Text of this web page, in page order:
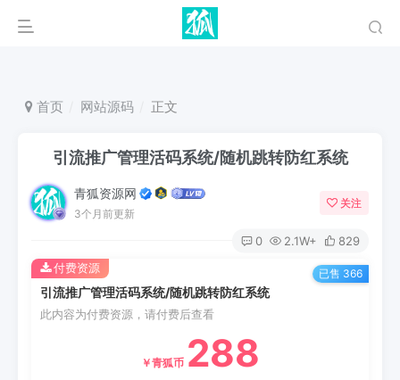
首页 网站源码 正文
引流推广管理活码系统/随机跳转防红系统
青狐资源网
3个月前更新
关注
0 2.1W+ 829
引流推广管理活码系统/随机跳转防红系统
此内容为付费资源，请付费后查看
￥青狐币 288
付费资源 已售 366